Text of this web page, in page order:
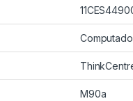
M90a